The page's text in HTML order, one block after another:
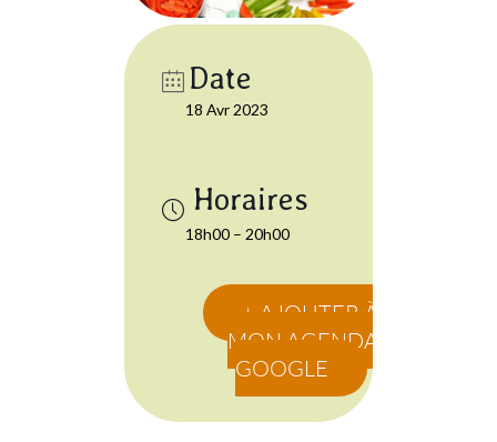
Date
18 Avr 2023
18h00 – 20h00
+ AJOUTER À
MON AGENDA
GOOGLE